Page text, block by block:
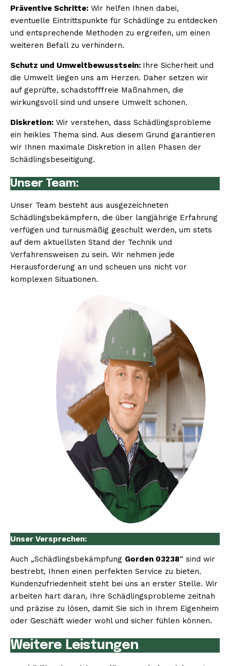
Präventive Schritte: Wir helfen Ihnen dabei,
eventuelle Eintrittspunkte für Schädlinge zu entdecken
und entsprechende Methoden zu ergreifen, um einen
weiteren Befall zu verhindern.
Schutz und Umweltbewusstsein: Ihre Sicherheit und
die Umwelt liegen uns am Herzen. Daher setzen wir
auf geprüfte, schadstofffreie Maßnahmen, die
wirkungsvoll sind und unsere Umwelt schonen.
Diskretion: Wir verstehen, dass Schädlingsprobleme
ein heikles Thema sind. Aus diesem Grund garantieren
wir Ihnen maximale Diskretion in allen Phasen der
Schädlingsbeseitigung.
Unser Team:
Unser Team besteht aus ausgezeichneten
Schädlingsbekämpfern, die über langjährige Erfahrung
verfügen und turnusmäßig geschult werden, um stets
auf dem aktuellsten Stand der Technik und
Verfahrensweisen zu sein. Wir nehmen jede
Herausforderung an und scheuen uns nicht vor
komplexen Situationen.
Unser Versprechen:
Auch „Schädlingsbekämpfung Gorden 03238“ sind wir
bestrebt, Ihnen einen perfekten Service zu bieten.
Kundenzufriedenheit steht bei uns an erster Stelle. Wir
arbeiten hart daran, Ihre Schädlingsprobleme zeitnah
und präzise zu lösen, damit Sie sich in Ihrem Eigenheim
oder Geschäft wieder wohl und sicher fühlen können.
Weitere Leistungen